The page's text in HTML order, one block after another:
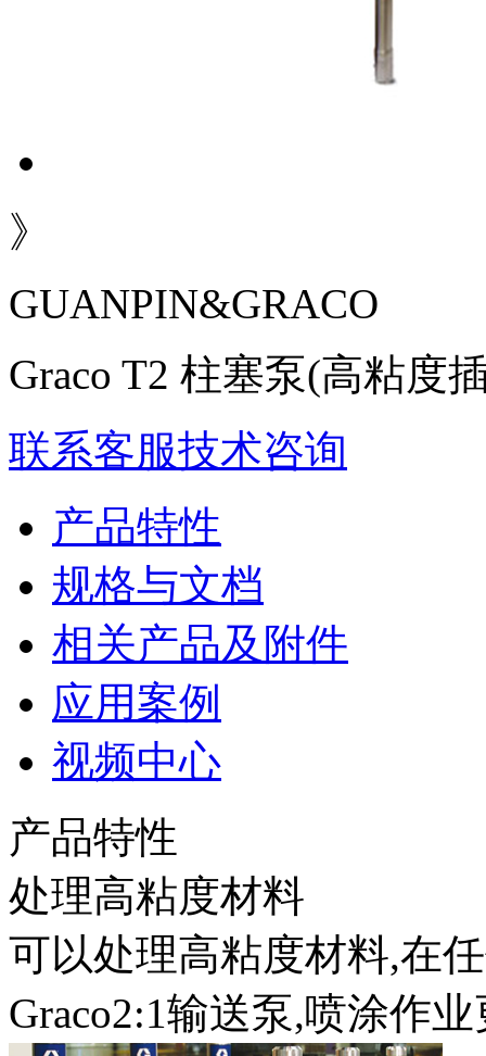
》
GUANPIN&GRACO
Graco T2 柱塞泵(高粘度
联系客服技术咨询
产品特性
规格与文档
相关产品及附件
应用案例
视频中心
产品特性
处理高粘度材料
可以处理高粘度材料,在
Graco2:1输送泵,喷涂作